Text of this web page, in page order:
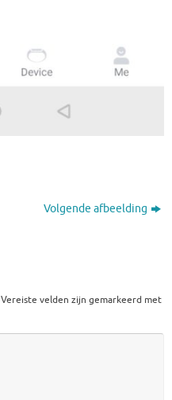
Volgende afbeelding
Vereiste velden zijn gemarkeerd met